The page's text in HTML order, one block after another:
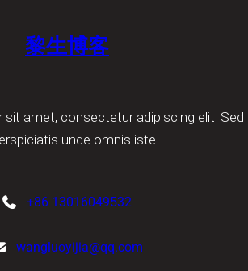
黎生博客
sit amet, consectetur adipiscing elit. Sed
unde omnis iste.
+86 13016049532
wangluoyijia@qq.com